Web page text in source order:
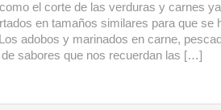
el corte de las verduras y carnes
en tamaños similares para que se
adobos y marinados en carne,
sabores que nos recuerdan las […]